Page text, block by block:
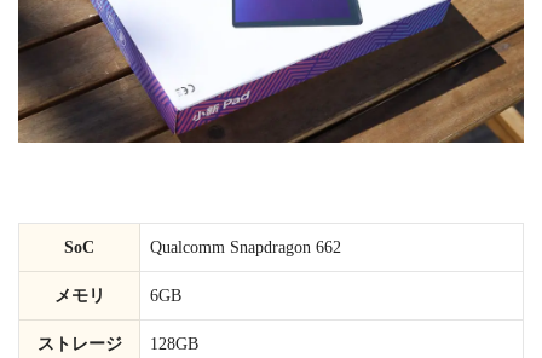
SoC Qualcomm Snapdragon 662
メモリ 6GB
ストレージ 128GB